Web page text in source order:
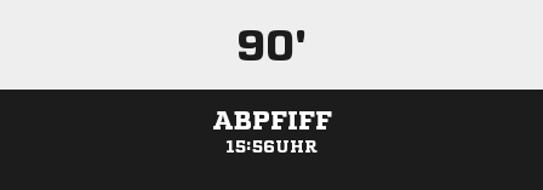
90'
ABPFIFF
15:56UHR